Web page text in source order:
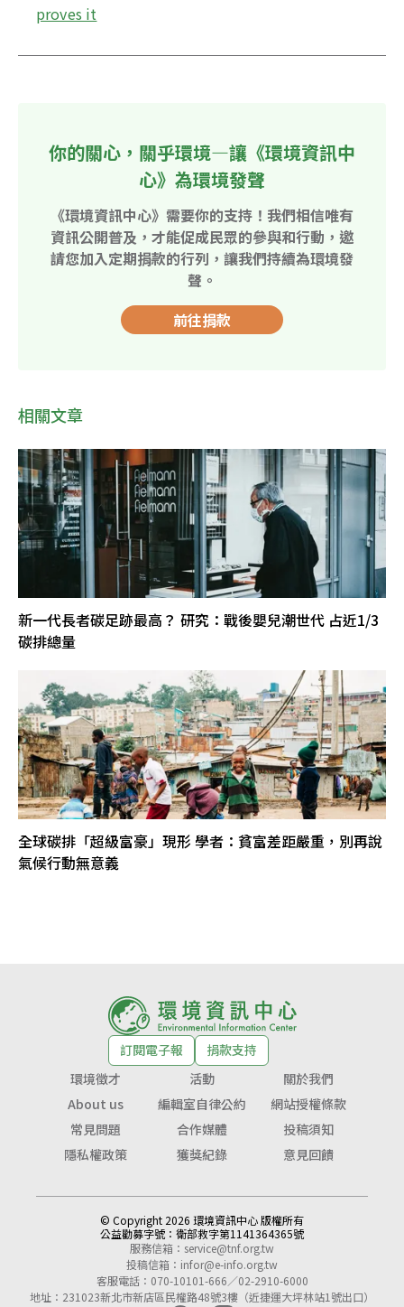
proves it
你的關心，關乎環境—讓《環境資訊中
心》為環境發聲
《環境資訊中心》需要你的支持！我們相信唯有
資訊公開普及，才能促成民眾的參與和行動，邀
請您加入定期捐款的行列，讓我們持續為環境發
聲。
前往捐款
相關文章
新一代長者碳足跡最高？ 研究：戰後嬰兒潮世代 占近1/3
碳排總量
全球碳排「超級富豪」現形 學者：貧富差距嚴重，別再說
氣候行動無意義
訂閱電子報
捐款支持
環境徵才
活動
關於我們
About us
編輯室自律公約
網站授權條款
常見問題
合作媒體
投稿須知
隱私權政策
獲獎紀錄 意見回饋
© Copyright 2026 環境資訊中心 版權所有
公益勸募字號： 衛部救字第1141364365號
服務信箱： service@tnf.org.tw
投稿信箱： infor@e-info.org.tw
客服電話：070-10101-666／02-2910-6000
地址：231023新北市新店區民權路48號3樓（近捷運大坪林站1號出口）